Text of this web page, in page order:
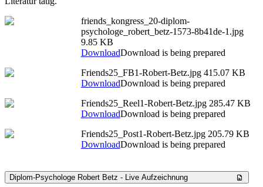
friends_kongress_20-diplom-
psychologe_robert_betz-1573-8b41de-1.jpg
9.85 KB
DownloadDownload is being prepared
Friends25_FB1-Robert-Betz.jpg 415.07 KB
DownloadDownload is being prepared
Friends25_Reel1-Robert-Betz.jpg 285.47 KB
DownloadDownload is being prepared
Friends25_Post1-Robert-Betz.jpg 205.79 KB
DownloadDownload is being prepared
Diplom-Psychologe Robert Betz - Live Aufzeichnung